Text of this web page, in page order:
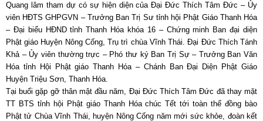
Quang lâm tham dự có sự hiện diện của Đại Đức Thích Tâm Đức– Ủy
viên HĐTS GHPGVN – Trưởng Ban Trị Sư tỉnh hội Phật Giáo Thanh Hóa
– Đại biểu HĐND tỉnh Thanh Hóa khóa 16 – Chứng minh Ban đại diện
Phật giáo Huyện Nông Cống, Trụ trì chùa Vĩnh Thái. Đại Đức Thích Tánh
Khả – Ủy viên thường trực – Phó thư ký Ban Trị Sự – Trưởng Ban Văn
Hóa tỉnh Hội Phật giáo Thanh Hóa – Chánh Ban Đại Diện Phật Giáo
Huyện Triệu Sơn, Thanh Hóa.
Tại buổi gặp gỡ thân mật đầu năm, Đại Đức Thích Tâm Đức đã thay mặt
TT BTS tỉnh hội Phật giáo Thanh Hóa chúc Tết tới toàn thể đồng bào
Phật tử Chùa Vĩnh Thái, huyện Nông Cống năm mới sức khỏe, đoàn kết